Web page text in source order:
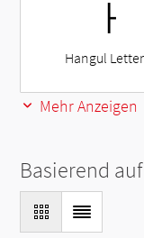
ㅏ
Hangul
Mehr Anzeigen
Basierend auf